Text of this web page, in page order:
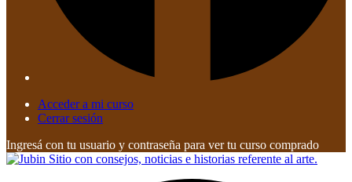
Acceder a mi curso
Cerrar sesión
Ingresá con tu usuario y contraseña para ver tu curso comprado